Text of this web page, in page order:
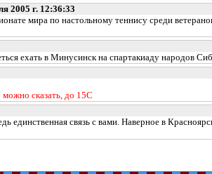
2005 г. 12:36:33
мира по настольному теннису среди
ехать в Минусинск на спартакиаду народов
сказать, до 15С
единственная связь с вами. Наверное в